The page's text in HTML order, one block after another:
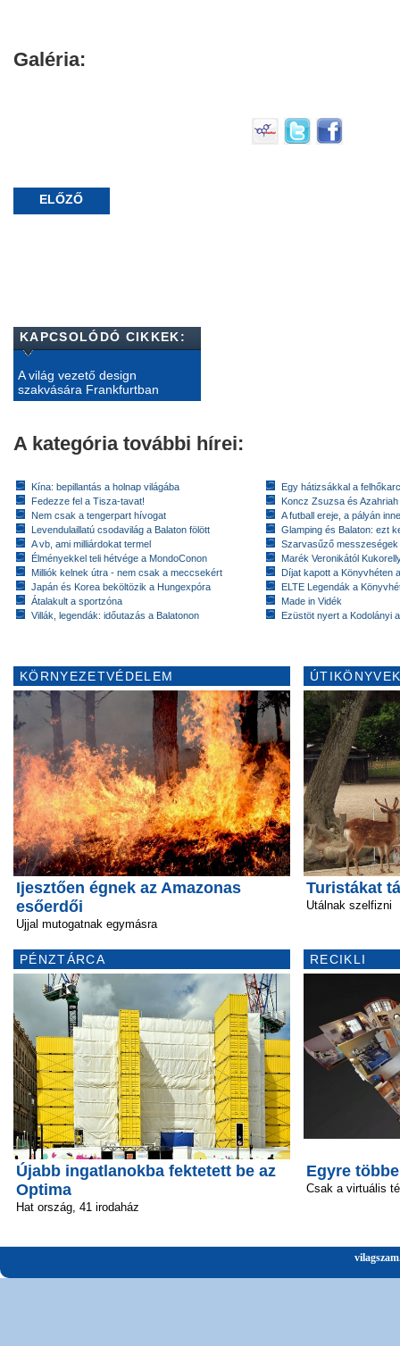
Galéria:
ELŐZŐ
KAPCSOLÓDÓ CIKKEK:
A világ vezető design
szakvására Frankfurtban
A kategória további hírei:
Kína: bepillantás a holnap világába
Fedezze fel a Tisza-tavat!
Nem csak a tengerpart hívogat
Levendulaillatú csodavilág a Balaton fölött
A vb, ami milliárdokat termel
Élményekkel teli hétvége a MondoConon
Milliók kelnek útra - nem csak a meccsekért
Japán és Korea beköltözik a Hungexpóra
Átalakult a sportzóna
Villák, legendák: időutazás a Balatonon
Egy hátizsákkal a
Koncz Zsuzsa és
A futball ereje, a pályán
Glamping és Balaton: ezt
Szarvasűző messzeségek
Marék Veronikától
Díjat kapott a Könyvhéten
ELTE Legendák a
Made in Vidék
Ezüstöt nyert a Kodolányi
KÖRNYEZETVÉDELEM
Ijesztően égnek az Amazonas
esőerdői
Ujjal mutogatnak egymásra
PÉNZTÁRCA
Újabb ingatlanokba fektetett be az
Optima
Hat ország, 41 irodaház
Turistákat
Utálnak szelfizni
RECIKLI
Egyre
Csak a virtuális